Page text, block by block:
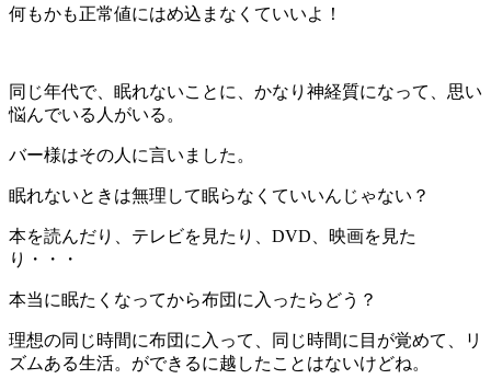
何もかも正常値にはめ込まなくていいよ！
同じ年代で、眠れないことに、かなり神経質になって、思い
悩んでいる人がいる。
バー様はその人に言いました。
眠れないときは無理して眠らなくていいんじゃない？
本を読んだり、テレビを見たり、DVD、映画を見た
り・・・
本当に眠たくなってから布団に入ったらどう？
理想の同じ時間に布団に入って、同じ時間に目が覚めて、リ
ズムある生活。ができるに越したことはないけどね。